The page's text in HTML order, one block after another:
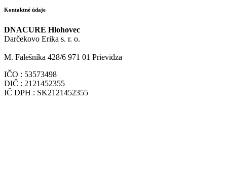
Kontaktné údaje
DNACURE Hlohovec
Darčekovo Erika s. r. o.
M. Falešníka 428/6 971 01 Prievidza
IČO : 53573498
DIČ : 2121452355
IČ DPH : SK2121452355